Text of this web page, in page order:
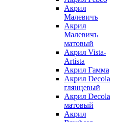
Акрил
Малевичъ
Акрил
Малевичъ
матовый
Акрил Vista-
Artista
Акрил Гамма
Акрил Decola
глянцевый
Акрил Decola
матовый
Акрил